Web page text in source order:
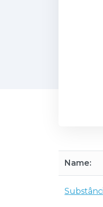
Name: